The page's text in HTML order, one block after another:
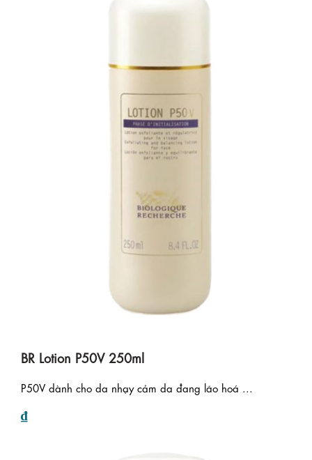
BR Lotion P50V 250ml
P50V dành cho da nhạy cảm da đang lão hoá ...
₫